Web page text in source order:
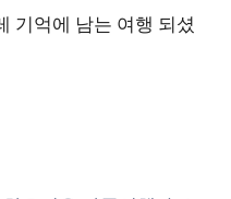
기억에 남는 여행 되셨